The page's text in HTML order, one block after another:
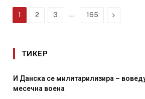
1 2 3 … 165 Next
ТИКЕР
И Данска се милитарилизира –
месечна воена